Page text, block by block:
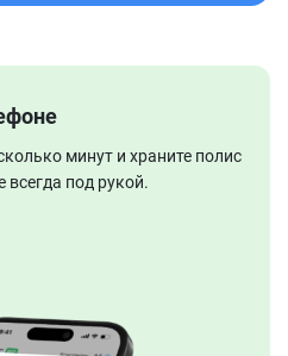
минут и храните полис
под рукой.